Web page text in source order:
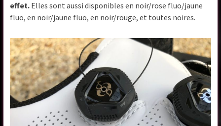
effet. Elles sont aussi disponibles en noir/rose fluo/jaune
fluo, en noir/jaune fluo, en noir/rouge, et toutes noires.